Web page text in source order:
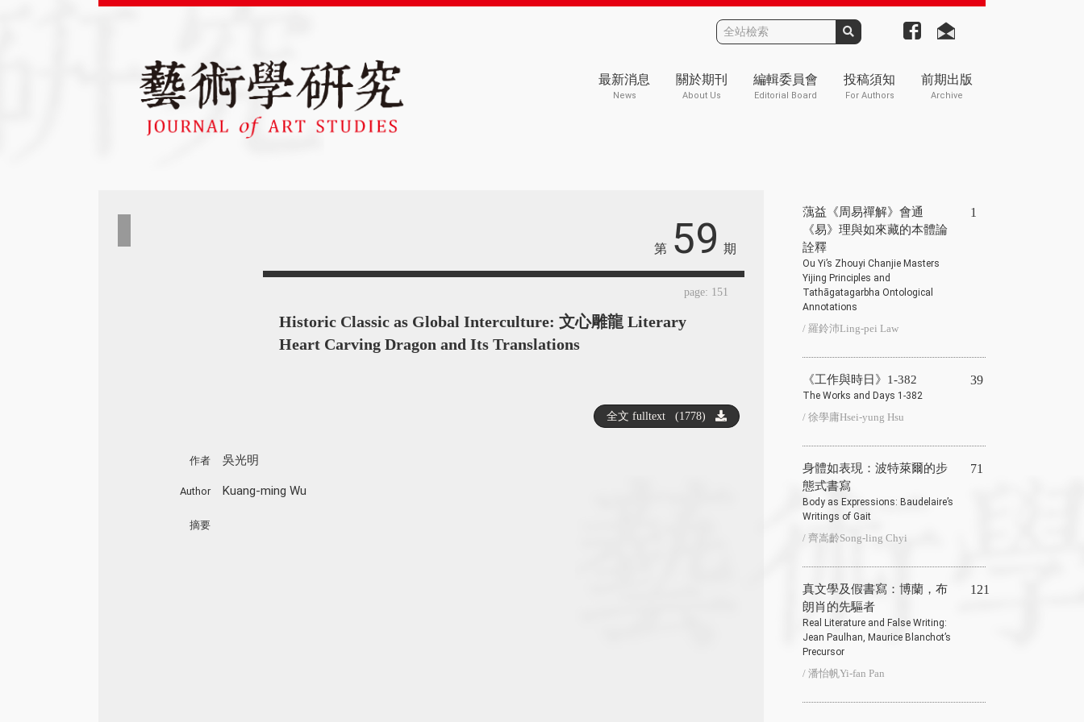
最新消息
News
關於期刊
About Us
編輯委員會
Editorial Board
投稿須知
For Authors
前期出版
Archive
第 59 期
page: 151
Historic Classic as Global Interculture: 文心雕龍 Literary
Heart Carving Dragon and Its Translations
作者 吳光明
Author Kuang-ming Wu
摘要
蕅益《周易禪解》會通
《易》理與如來藏的本體論
詮釋
Ou Yi’s Zhouyi Chanjie Masters
Yijing Principles and
Tathāgatagarbha Ontological
Annotations
/ 羅鈴沛Ling-pei Law
1
《工作與時日》1-382
The Works and Days 1-382
/ 徐學庸Hsei-yung Hsu
39
身體如表現：波特萊爾的步
態式書寫
Body as Expressions: Baudelaire’s
Writings of Gait
/ 齊嵩齡Song-ling Chyi
71
真文學及假書寫：博蘭，布
朗肖的先驅者
Real Literature and False Writing:
Jean Paulhan, Maurice Blanchot’s
Precursor
/ 潘怡帆Yi-fan Pan
121